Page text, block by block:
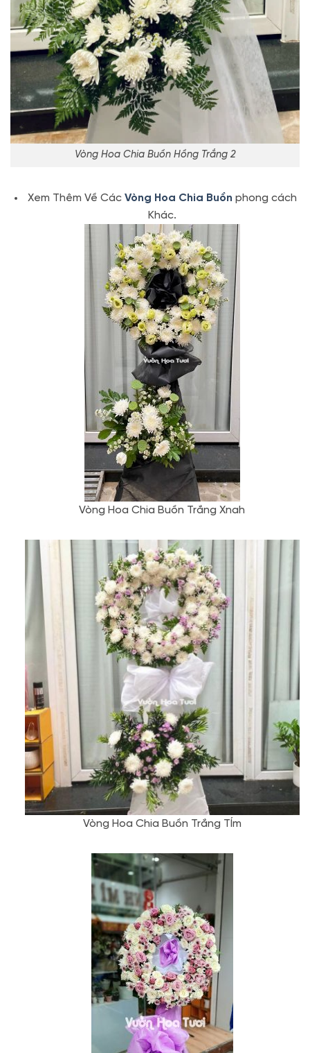
Vòng Hoa Chia Buồn Hồng Trắng 2
Xem Thêm Về Các Vòng Hoa Chia Buồn phong cách
Khác.
Vòng Hoa Chia Buồn Trắng Xnah
Vòng Hoa Chia Buồn Trắng TÍm